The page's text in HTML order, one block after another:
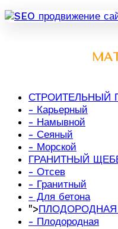
СТРОИТЕЛЬНЫЙ
- Карьерный
- Намывной
- Сеяный
- Морской
ГРАНИТНЫЙ
- Отсев
- Гранитный
- Для бетона
">
- Плодородная